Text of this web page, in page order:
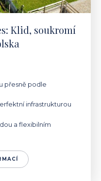
Klid, soukromí
přesně podle
infrastrukturou
a flexibilním